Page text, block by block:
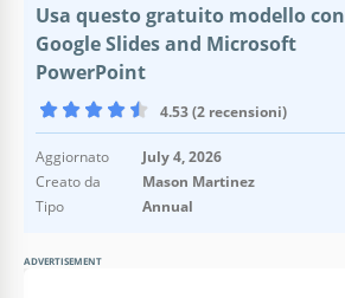
Usa questo gratuito modello con
Google Slides and Microsoft
PowerPoint
4.53 (2 recensioni)
Aggiornato
July 4, 2026
Creato da
Mason Martinez
Tipo
Annual
ADVERTISEMENT